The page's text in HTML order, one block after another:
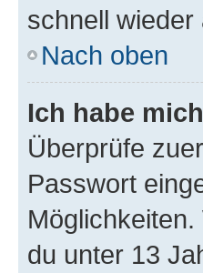
schnell
Nach oben
Ich habe
Überprüfe
Passwort
Möglichkeiten.
du unter 13